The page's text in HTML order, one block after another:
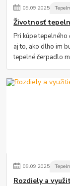
09.09.2025
Životnosť
Pri kúpe
aj to, ako dlho im
tepelné čerpadlo
09.09.2025
Rozdiely a